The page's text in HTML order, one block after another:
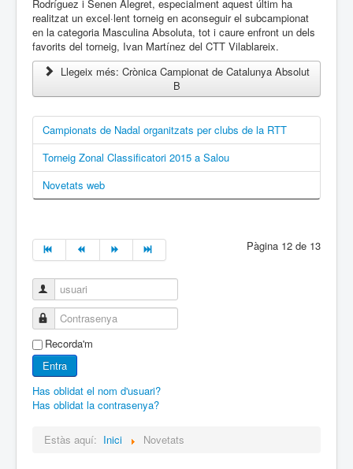
Rodríguez i Senen Alegret, especialment aquest últim ha
realitzat un excel·lent torneig en aconseguir el subcampionat
en la categoria Masculina Absoluta, tot i caure enfront un dels
favorits del torneig, Ivan Martínez del CTT Vilablareix.
Llegeix més: Crònica Campionat de Catalunya Absolut
B
Campionats de Nadal organitzats per clubs de la RTT
Torneig Zonal Classificatori 2015 a Salou
Novetats web
Pàgina 12 de 13
usuari
Contrasenya
Recorda'm
Entra
Has oblidat el nom d'usuari?
Has oblidat la contrasenya?
Estàs aquí: Inici Novetats